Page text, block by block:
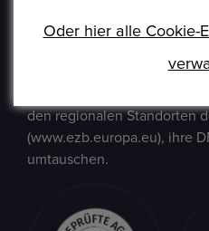
Formaten Jetzt kaufen /
Umtauschservice von DM
den regionalen Standorten
(www.ezb.europa.eu), ihre
umtauschen.
Oder hier alle Cookie-